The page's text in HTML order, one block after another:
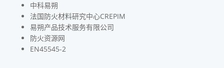
中科易朔
法国防火材料研究中心CREPIM
易朔产品技术服务有限公司
防火资源网
EN45545-2